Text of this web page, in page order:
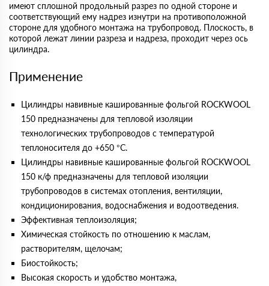
имеют сплошной продольный разрез по одной стороне и
соответствующий ему надрез изнутри на противоположной
стороне для удобного монтажа на трубопровод. Плоскость, в
которой лежат линии разреза и надреза, проходит через ось
цилиндра.
Применение
Цилиндры навивные кашированные фольгой ROCKWOOL
150 предназначены для тепловой изоляции
технологических трубопроводов с температурой
теплоносителя до +650 °С.
Цилиндры навивные кашированные фольгой ROCKWOOL
150 к/ф предназначены для тепловой изоляции
трубопроводов в системах отопления, вентиляции,
кондиционирования, водоснабжения и водоотведения.
Эффективная теплоизоляция;
Химическая стойкость по отношению к маслам,
растворителям, щелочам;
Биостойкость;
Высокая скорость и удобство монтажа,